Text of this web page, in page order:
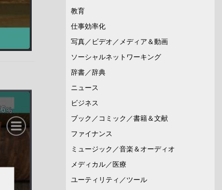
教育
仕事効率化
写真／ビデオ／メディア＆動画
ソーシャルネットワーキング
辞書／辞典
ニュース
ビジネス
ブック／コミック／書籍＆文献
ファイナンス
ミュージック／音楽＆オーディオ
メディカル／医療
ユーティリティ／ツール